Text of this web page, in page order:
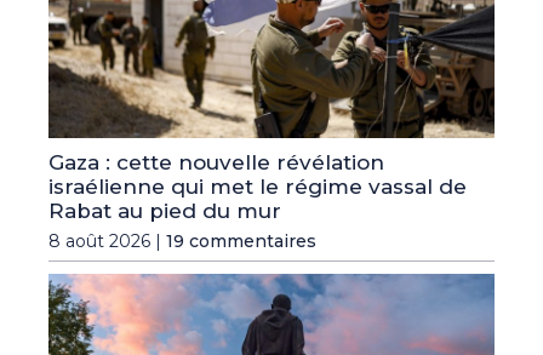
Gaza : cette nouvelle révélation
israélienne qui met le régime vassal de
Rabat au pied du mur
8 août 2026 | 19 commentaires